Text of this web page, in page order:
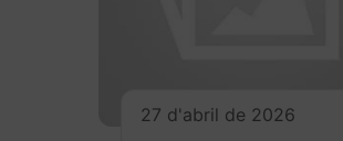
27 d'abril de 2026